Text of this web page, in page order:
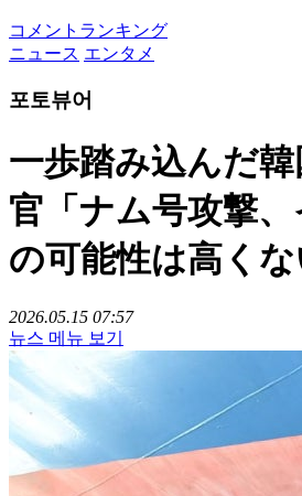
コメントランキング
ニュース エンタメ
포토뷰어
一歩踏み込んだ
官「ナム号攻撃
の可能性は高くな
2026.05.15 07:57
뉴스 메뉴 보기